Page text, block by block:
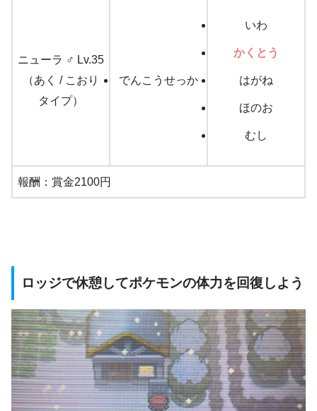
ニューラ ♂ Lv.35
（あく / こおり
タイプ）
でんこうせっか
いわ
かくとう
はがね
ほのお
むし
報酬：賞金2100円
ロッジで休憩してポケモンの体力を回復しよう